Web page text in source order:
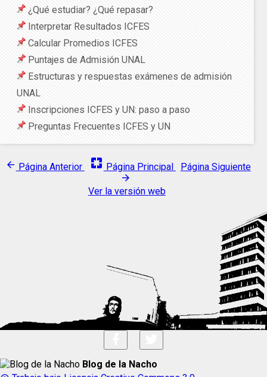
¿Qué estudiar? ¿Qué repasar?
Interpretar Resultados ICFES
Calcular Promedios ICFES
Puntajes de Admisión UNAL
Estructuras y respuestas exámenes de admisión
UNAL
Inscripciones ICFES y UN: paso a paso
Preguntas Frecuentes ICFES y UN
arrow_back Página Anterior pages Página Principal Página Siguiente
arrow_forward
Ver la versión web
Blog de la Nacho